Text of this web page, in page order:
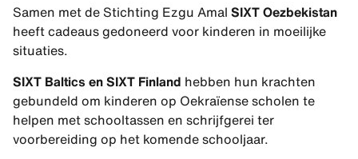
Samen met de Stichting Ezgu Amal SIXT Oezbekistan
heeft cadeaus gedoneerd voor kinderen in moeilijke
situaties.
SIXT Baltics en SIXT Finland hebben hun krachten
gebundeld om kinderen op Oekraïense scholen te
helpen met schooltassen en schrijfgerei ter
voorbereiding op het komende schooljaar.